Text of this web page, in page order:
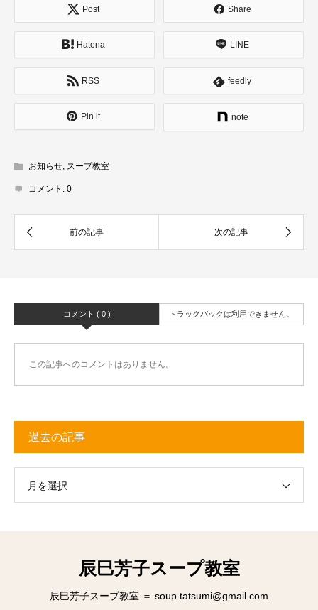
Post Share
Hatena LINE
RSS feedly
Pin it note
お知らせ, スープ教室
コメント: 0
コメント ( 0 ) トラックバックは利用できません。
この記事へのコメントはありません。
過去の記事
月を選択
辰巳芳子スープ教室
辰巳芳子スープ教室 ＝ soup.tatsumi@gmail.com